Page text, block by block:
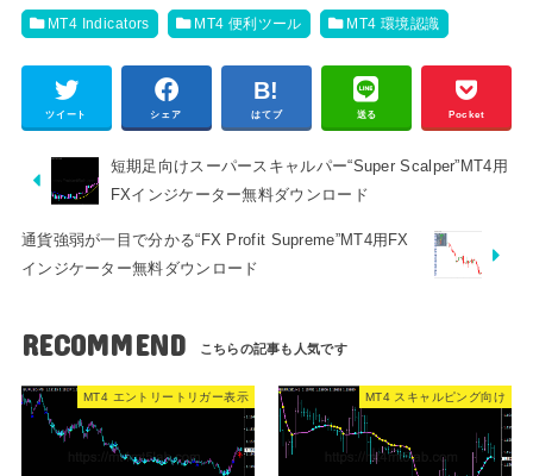
MT4 Indicators MT4 便利ツール MT4 環境認識
ツイート シェア はてブ 送る Pocket
短期足向けスーパースキャルパー“Super Scalper”MT4用
FXインジケーター無料ダウンロード
通貨強弱が一目で分かる“FX Profit Supreme”MT4用FX
インジケーター無料ダウンロード
RECOMMEND
MT4 エントリートリガー表示 MT4 スキャルピング向け